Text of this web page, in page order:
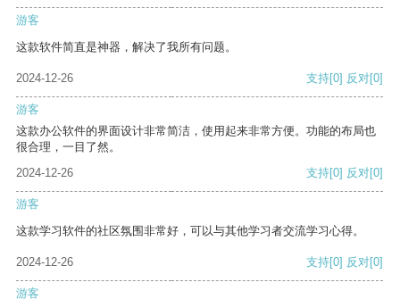
游客
这款软件简直是神器，解决了我所有问题。
2024-12-26 支持[0] 反对[0]
游客
这款办公软件的界面设计非常简洁，使用起来非常方便。功能的布局也
很合理，一目了然。
2024-12-26
支持[0] 反对[0]
游客
这款学习软件的社区氛围非常好，可以与其他学习者交流学习心得。
2024-12-26 支持[0] 反对[0]
游客